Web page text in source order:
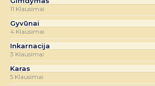
11 Klausimai
Gyvūnai
4 Klausimai
Inkarnacija
3 Klausimai
Karas
5 Klausimai